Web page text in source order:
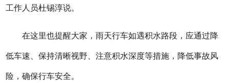
工作人员杜锡淳说。
在这里也提醒大家，雨天行车如遇积水路段，应通过降
低车速、保持清晰视野、注意积水深度等措施，降低事故风
险，确保行车安全。